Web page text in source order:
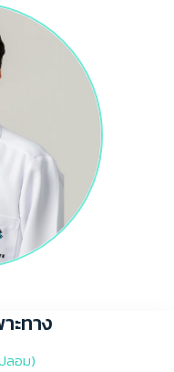
ะทาง
ลอม)